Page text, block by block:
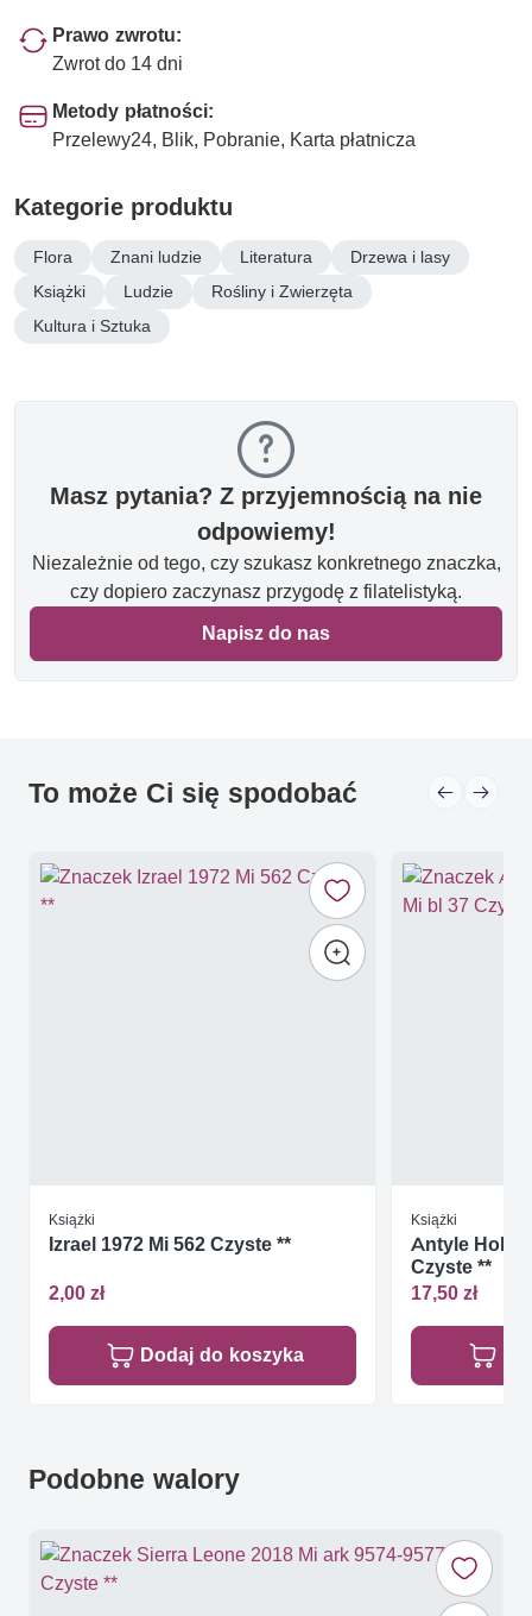
Prawo zwrotu:
Zwrot do 14 dni
Metody płatności:
Przelewy24, Blik, Pobranie, Karta płatnicza
Kategorie produktu
Flora Znani ludzie Literatura
Drzewa i lasy
Książki
Ludzie
Rośliny i Zwierzęta
Kultura i Sztuka
Masz pytania? Z przyjemnością na nie
odpowiemy!
Niezależnie od tego, czy szukasz konkretnego znaczka,
czy dopiero zaczynasz przygodę z filatelistyką.
Napisz do nas
To może Ci się spodobać
Książki
Izrael 1972 Mi 562 Czyste **
2,00 zł
Dodaj do koszyka
Książki
Antyle
Czyste **
17,50 zł
Podobne walory